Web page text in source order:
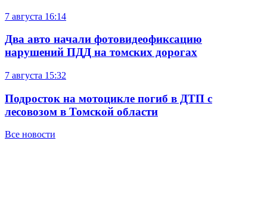
7 августа 16:14
Два авто начали фотовидеофиксацию
нарушений ПДД на томских дорогах
7 августа 15:32
Подросток на мотоцикле погиб в ДТП с
лесовозом в Томской области
Все новости